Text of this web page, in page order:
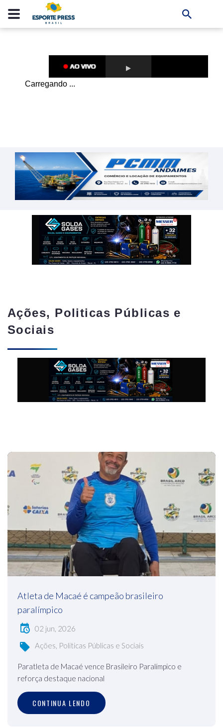
Ações, Politicas Públicas e
Sociais
Atleta de Macaé é campeão brasileiro
paralímpico
02 jun, 2026
Ações, Politicas Públicas e Sociais
Paratleta de Macaé vence Brasileiro Paralímpico e
reforça destaque nacional
CONTINUA LENDO